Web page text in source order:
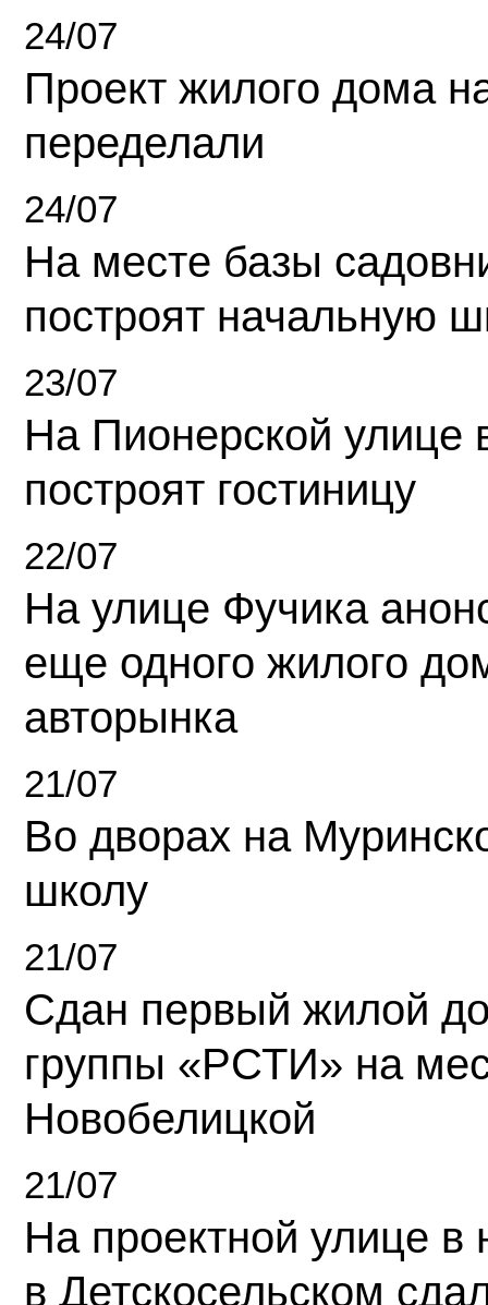
24/07
Проект жилого дома
переделали
24/07
На месте базы
построят начальную
23/07
На Пионерской улице
построят гостиницу
22/07
На улице Фучика
еще одного жилого
авторынка
21/07
Во дворах на
школу
21/07
Сдан первый жилой
группы «РСТИ» на
Новобелицкой
21/07
На проектной улице
в Детскосельском